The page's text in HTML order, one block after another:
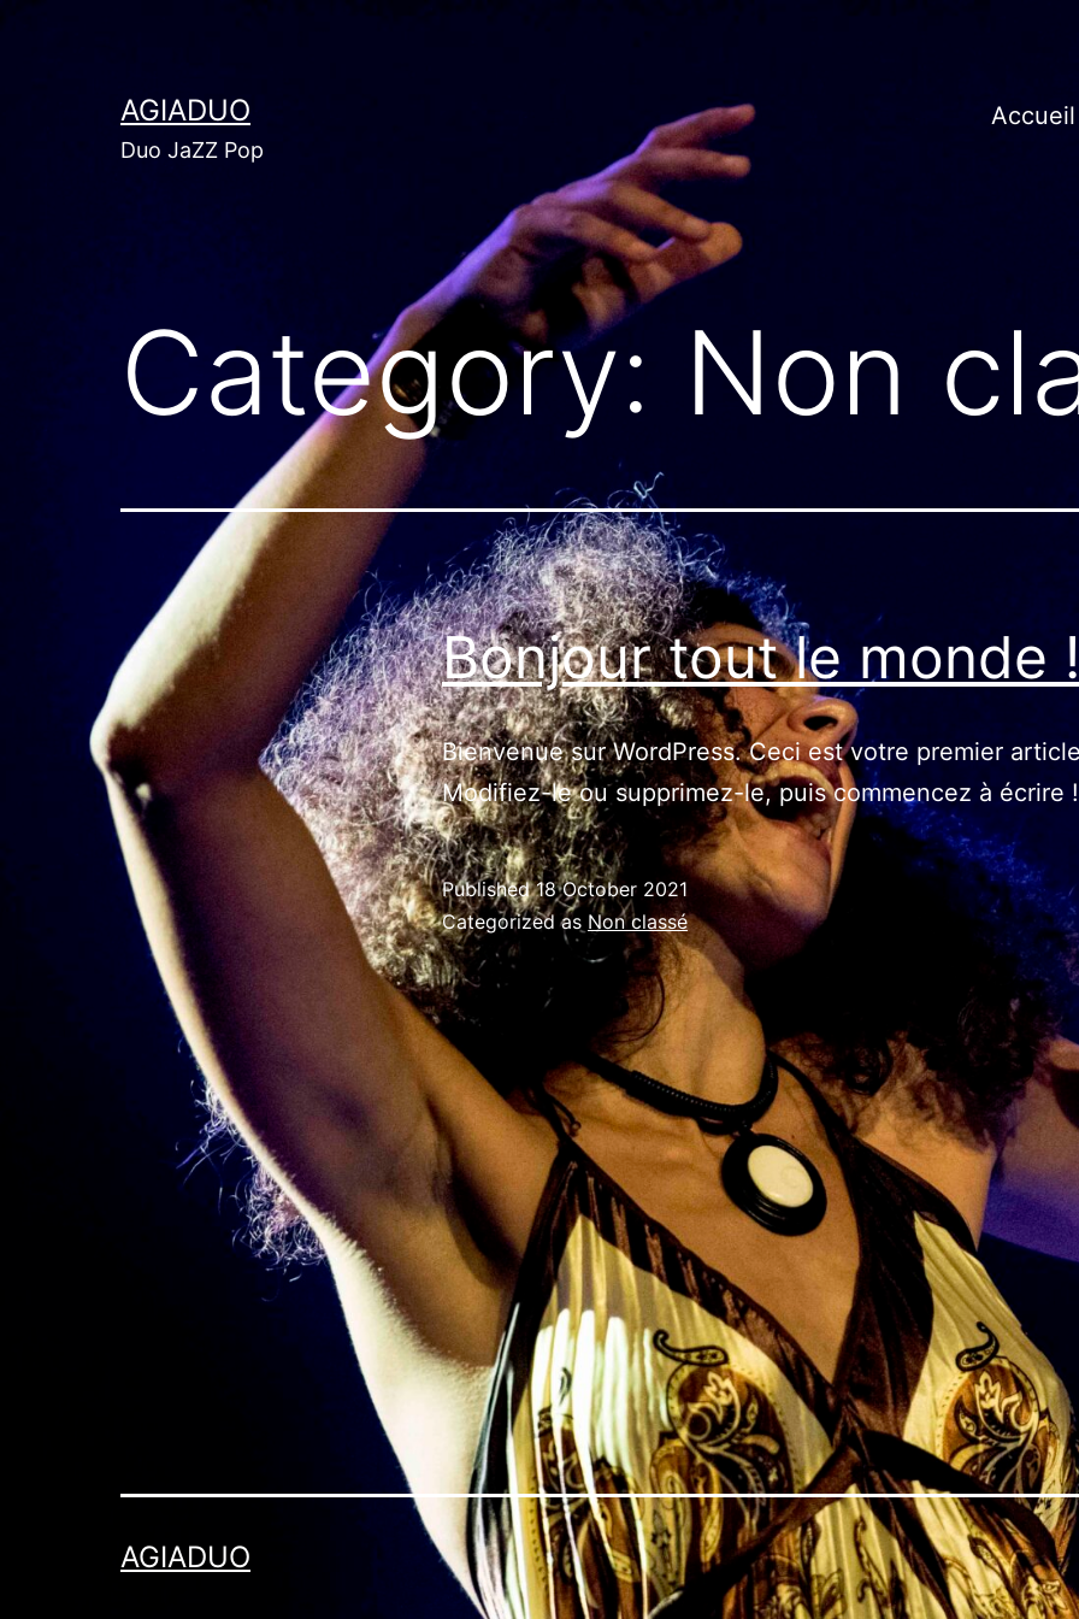
AGIADUO
Duo JaZZ Pop
Accueil
Category: Non
Bonjour tout le monde !
Bienvenue sur WordPress. Ceci est votre premier
Modifiez-le ou supprimez-le, puis commencez à écrire !
Published18 October 2021
Categorized as Non classé
AGIADUO